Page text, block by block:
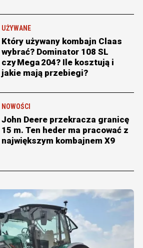
UŻYWANE
Który używany kombajn Claas
wybrać? Dominator 108 SL
czy Mega 204? Ile kosztują i
jakie mają przebiegi?
NOWOŚCI
John Deere przekracza granicę
15 m. Ten heder ma pracować z
największym kombajnem X9